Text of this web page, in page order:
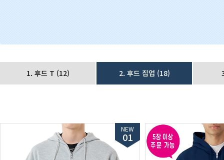
1. 후드 T (12) 2. 후드 집업 (18)
NEW
01